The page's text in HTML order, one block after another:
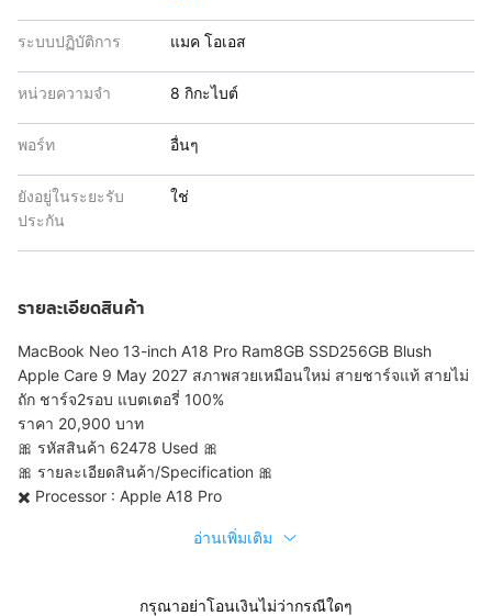
ระบบปฏิบัติการ แมค โอเอส
หน่วยความจำ 8 กิกะไบต์
พอร์ท อื่นๆ
ยังอยู่ในระยะรับ
ประกัน
ใช่
รายละเอียดสินค้า
MacBook Neo 13-inch A18 Pro Ram8GB SSD256GB Blush
Apple Care 9 May 2027 สภาพสวยเหมือนใหม่ สายชาร์จแท้ สายไม่
ถัก ชาร์จ2รอบ แบตเตอรี่ 100%
ราคา 20,900 บาท
🎀 รหัสสินค้า 62478 Used 🎀
🎀 รายละเอียดสินค้า/Specification 🎀
✖️ Processor : Apple A18 Pro
อ่านเพิ่มเติม
กรุณาอย่าโอนเงินไม่ว่ากรณีใดๆ